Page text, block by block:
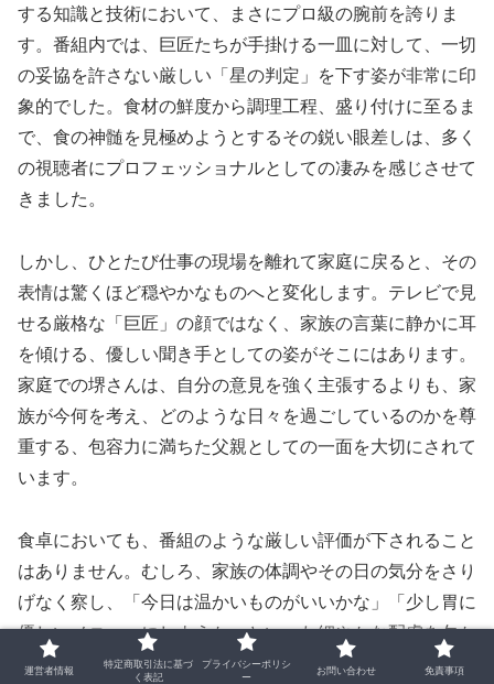
する知識と技術において、まさにプロ級の腕前を誇りま
す。番組内では、巨匠たちが手掛ける一皿に対して、一切
の妥協を許さない厳しい「星の判定」を下す姿が非常に印
象的でした。食材の鮮度から調理工程、盛り付けに至るま
で、食の神髄を見極めようとするその鋭い眼差しは、多く
の視聴者にプロフェッショナルとしての凄みを感じさせて
きました。
しかし、ひとたび仕事の現場を離れて家庭に戻ると、その
表情は驚くほど穏やかなものへと変化します。テレビで見
せる厳格な「巨匠」の顔ではなく、家族の言葉に静かに耳
を傾ける、優しい聞き手としての姿がそこにはあります。
家庭での堺さんは、自分の意見を強く主張するよりも、家
族が今何を考え、どのような日々を過ごしているのかを尊
重する、包容力に満ちた父親としての一面を大切にされて
います。
食卓においても、番組のような厳しい評価が下されること
はありません。むしろ、家族の体調やその日の気分をさり
げなく察し、「今日は温かいものがいいかな」「少し胃に
優しいメニューにしようか」といった細やかな配慮を欠か
さないといいます。自ら台所に立つ際も、食べる人の笑顔
運営者情報
特定商取引法に基づ
く表記
プライバシーポリシ
ー
お問い合わせ 免責事項